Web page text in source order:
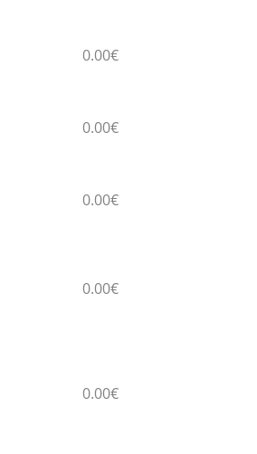
0.00€
0.00€
0.00€
0.00€
0.00€